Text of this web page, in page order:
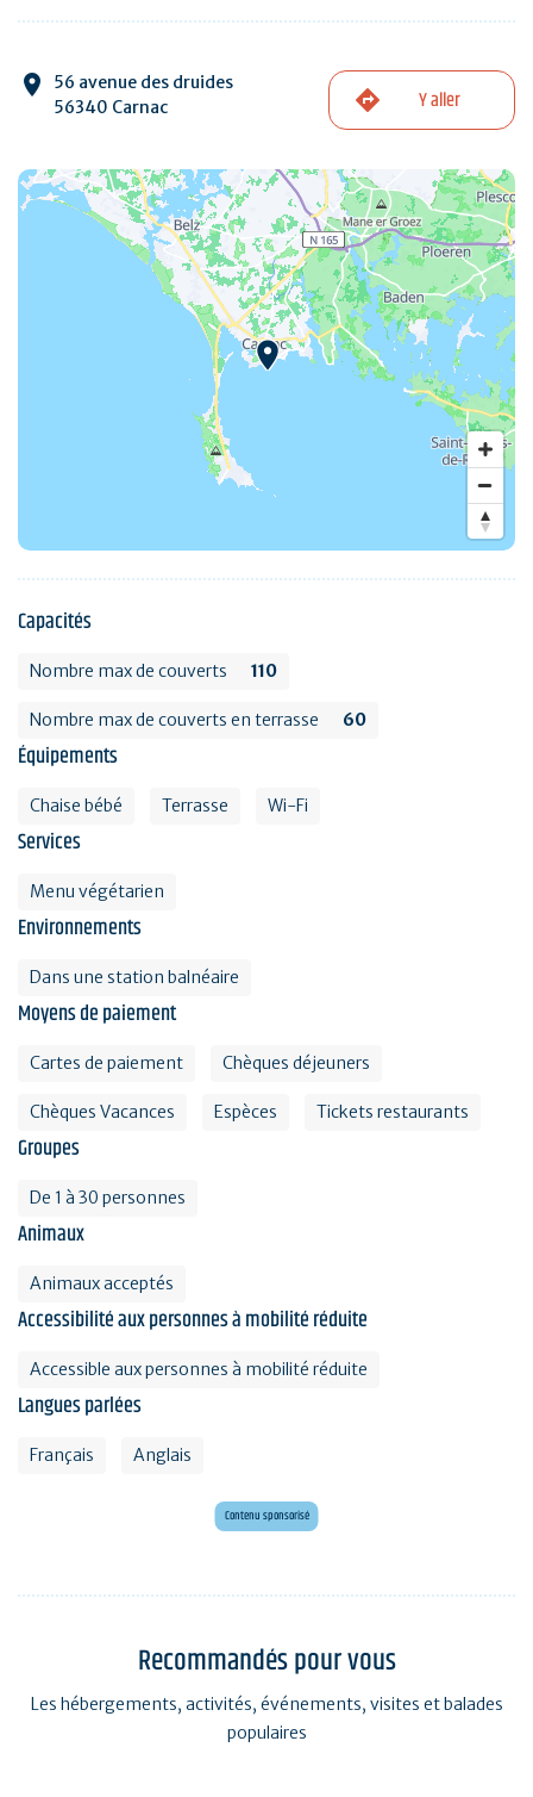
56 avenue des druides
56340 Carnac
Y aller
Capacités
Nombre max de couverts 110
Nombre max de couverts en terrasse 60
Équipements
Chaise bébé Terrasse Wi-Fi
Services
Menu végétarien
Environnements
Dans une station balnéaire
Moyens de paiement
Cartes de paiement Chèques déjeuners
Chèques Vacances Espèces Tickets restaurants
Groupes
De 1 à 30 personnes
Animaux
Animaux acceptés
Accessibilité aux personnes à mobilité réduite
Accessible aux personnes à mobilité réduite
Langues parlées
Français Anglais
Contenu sponsorisé
Voyagez en Préhistoire !
Recommandés pour vous
Les hébergements, activités, événements, visites et balades
populaires